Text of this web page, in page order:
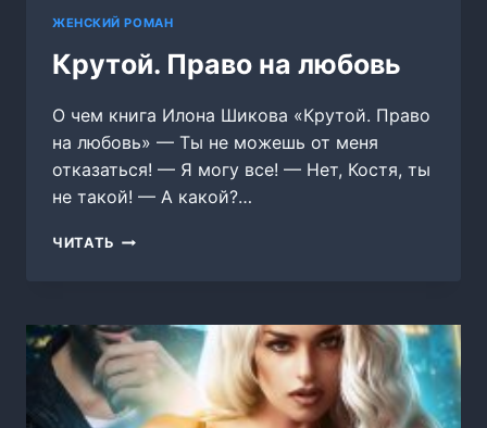
ЖЕНСКИЙ РОМАН
Крутой. Право на любовь
О чем книга Илона Шикова «Крутой. Право
на любовь» — Ты не можешь от меня
отказаться! — Я могу все! — Нет, Костя, ты
не такой! — А какой?…
ЧИТАТЬ КРУТОЙ.